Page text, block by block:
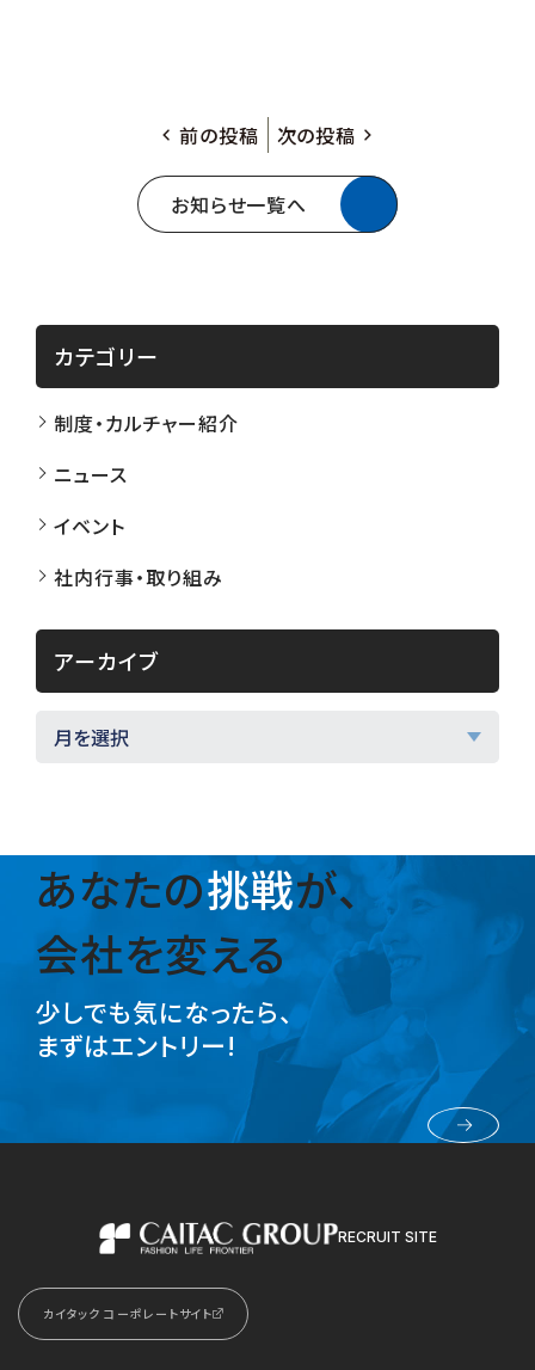
前の投稿 次の投稿
お知らせ一覧へ
カテゴリー
制度・カルチャー紹介
ニュース
イベント
社内行事・取り組み
アーカイブ
あなたの挑戦が、
会社を変える
少しでも気になったら、
まずはエントリー!
RECRUIT SITE
カイタック コーポレートサイト